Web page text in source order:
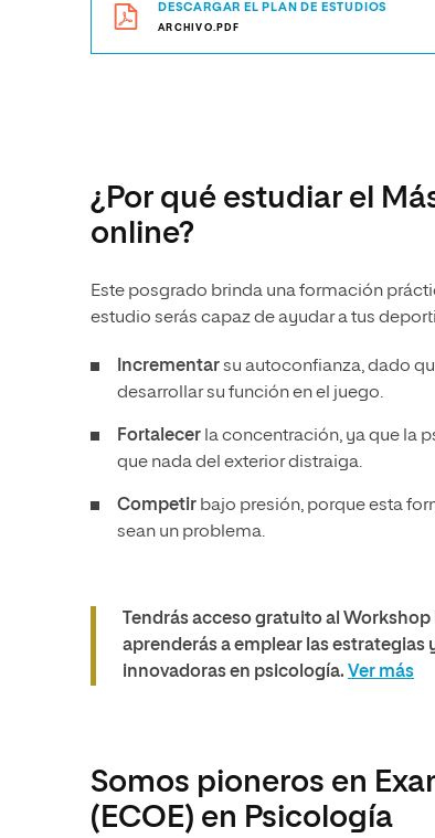
DESCARGAR EL PLAN DE ESTUDIOS
ARCHIVO.PDF
¿Por qué estudiar el
online?
Este posgrado brinda una formación
estudio serás capaz de ayudar a tus
Incrementarsu autoconfianza, dado
desarrollar su función en el juego.
Fortalecer la concentración, ya que la
que nada del exterior distraiga.
Competir bajo presión, porque esta
sean un problema.
Tendrás acceso gratuito al
aprenderás a emplear las
innovadoras en psicología. Ver más
Somos pioneros en
(ECOE) en Psicología